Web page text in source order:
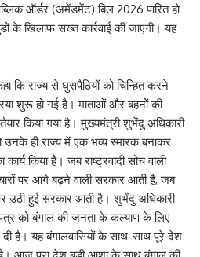
ऑर्डर (अमेंडमेंट) बिल 2026 पारित हो
के खिलाफ सख्त कार्रवाई की जाएगी। यह
कि राज्य से घुसपैठियों को चिन्हित करने
शुरू हो गई है। माताओं और बहनों की
तैयार किया गया है। मुख्यमंत्री शुभेंदु अधिकारी
उनके ही राज्य में एक भव्य स्मारक बनाकर
किया है। जब राष्ट्रवादी सोच वाली
पर आगे बढ़ने वाली सरकार आती है, जब
उठी हुई सरकार आती है। शुभेंदु अधिकारी
को बंगाल की जनता के कल्याण के लिए
है। यह बंगालवासियों के साथ-साथ पूरे देश